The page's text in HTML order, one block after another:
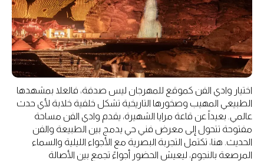
اختيار وادي الفن كموقع للمهرجان ليس صدفة، فالعلا بمشهدها
الطبيعي المهيب وصخورها التاريخية تشكل خلفية خلابة لأي حدث
عالمي. بعيداً عن قاعة مرايا الشهيرة، يقدم وادي الفن مساحة
مفتوحة تتحول إلى معرض فني حي يدمج بين الطبيعة والفن
الحديث. هنا، تكتمل التجربة البصرية مع الأجواء الليلية والسماء
المرصعة بالنجوم، ليعيش الحضور أجواءً تجمع بين الأصالة